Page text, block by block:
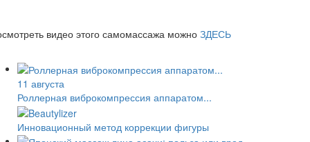
видео этого самомассажа можно ЗДЕСЬ
11 августа
Роллерная виброкомпрессия аппаратом...
Инновационный метод коррекции фигуры